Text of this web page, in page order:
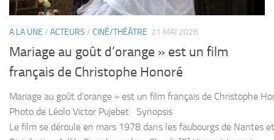
A LA UNE / ACTEURS / CINÉ/THÉÂTRE 21 MAI 2026
Mariage au goût d’orange » est un film
français de Christophe Honoré
Mariage au goût d’orange » est un film français de Christophe
Photo de Léolo Victor Pujebet Synopsis
Le film se déroule en mars 1978 dans les faubourgs de Nantes